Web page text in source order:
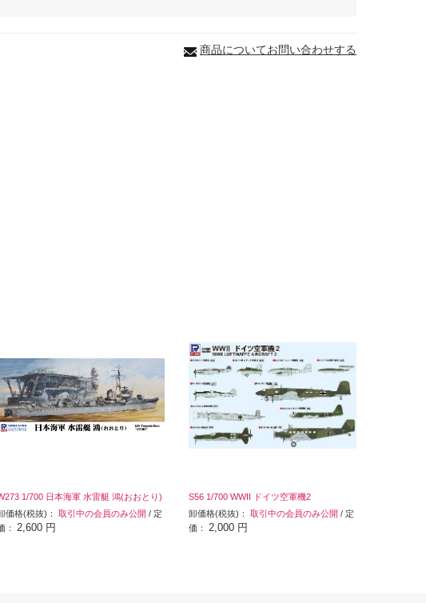
商品についてお問い合わせする
1/700 日本海軍 水雷艇 鴻(おおとり)
価格(税抜)： 取引中の会員のみ公開 / 定
： 2,600 円
S56 1/700 WWII ドイツ空軍機2
卸価格(税抜)： 取引中の会員のみ公開 / 定
価： 2,000 円